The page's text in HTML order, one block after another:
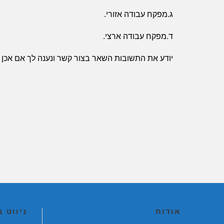
ג.מפקח עבודה אזורי.
ד.מפקח עבודה ארצי.
יודע את התשובות השאר בצור קשר ונענה לך אם
אודות